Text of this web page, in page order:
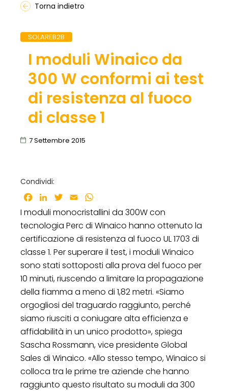
Torna indietro
SOLAREB2B
I moduli Winaico da
300 W conformi ai test
di resistenza al fuoco
di classe 1
7 Settembre 2015
Condividi:
Facebook
LinkedInTwitter
Email
I moduli monocristallini da 300W con
tecnologia Perc di Winaico hanno ottenuto la
certificazione di resistenza al fuoco UL 1703 di
classe 1. Per superare il test, i moduli Winaico
sono stati sottoposti alla prova del fuoco per
10 minuti, riuscendo a limitare la propagazione
della fiamma a meno di 1,82 metri. «Siamo
orgogliosi del traguardo raggiunto, perché
siamo riusciti a coniugare alta efficienza e
affidabilità in un unico prodotto», spiega
Sascha Rossmann, vice presidente Global
Sales di Winaico. «Allo stesso tempo, Winaico si
colloca tra le prime tre aziende che hanno
raggiunto questo risultato su moduli da 300